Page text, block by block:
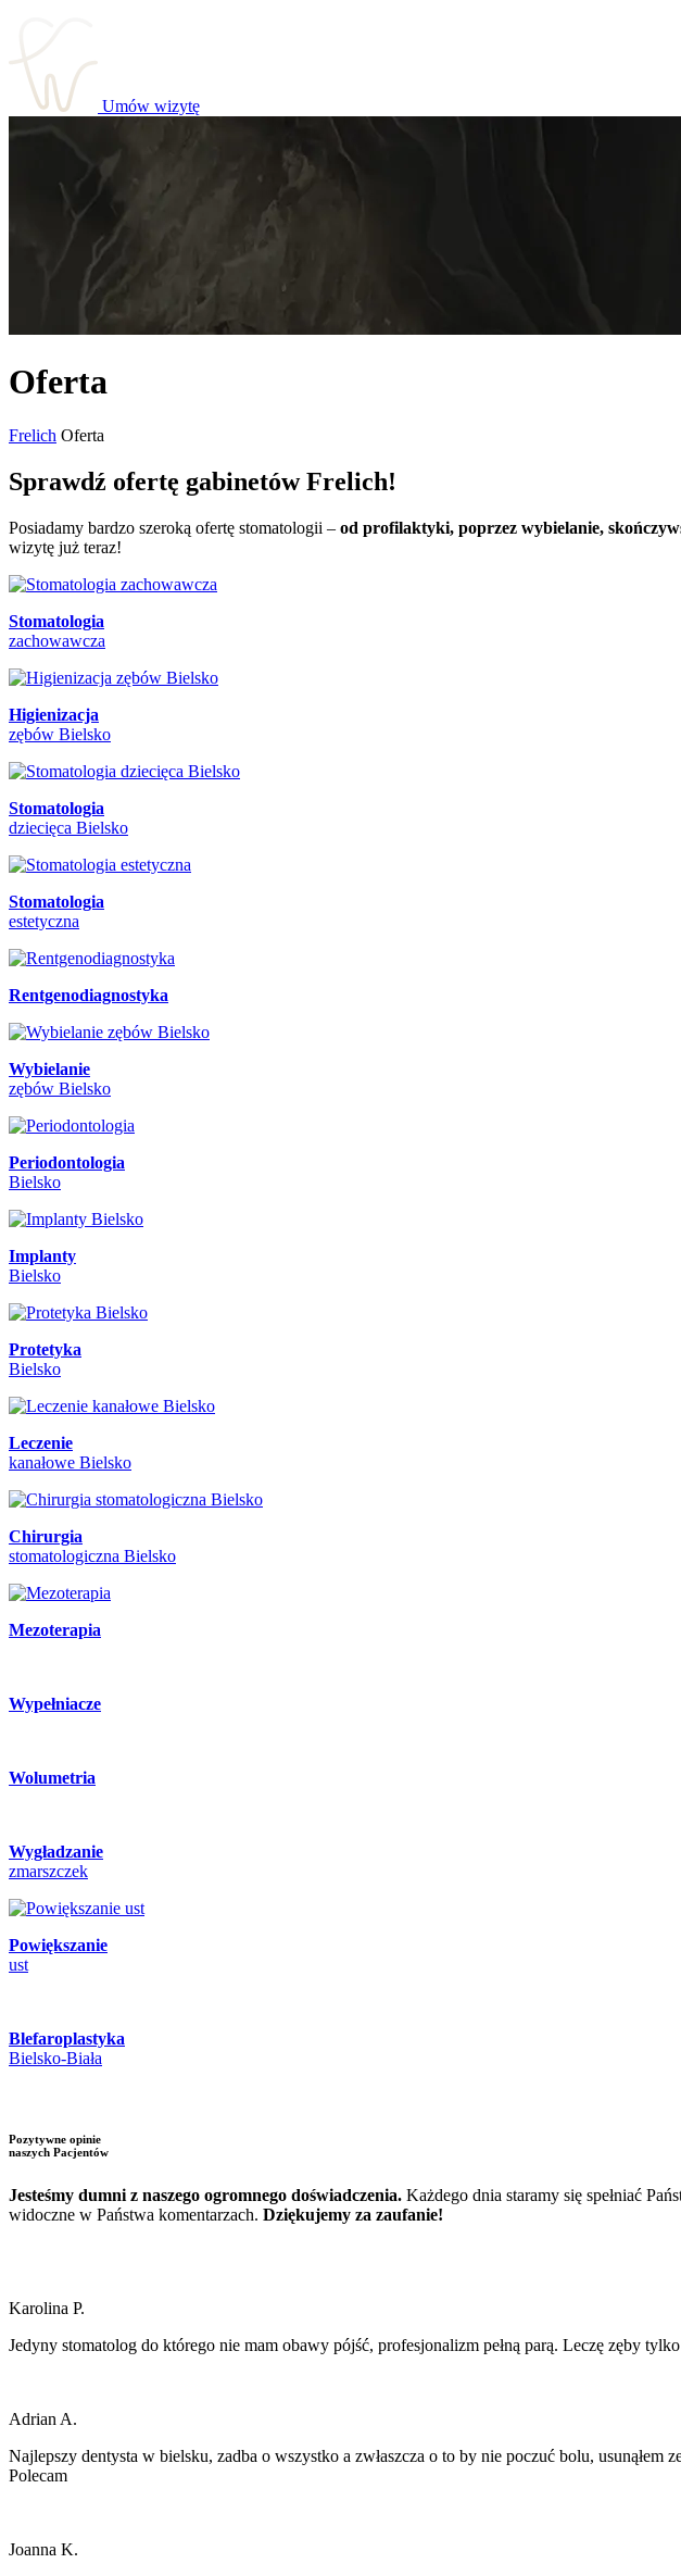
Umów wizytę
Oferta
Frelich Oferta
Sprawdź ofertę gabinetów Frelich!
Posiadamy bardzo szeroką ofertę stomatologii – od profilaktyki, poprzez wybielanie,
wizytę już teraz!
Stomatologia
zachowawcza
Higienizacja
zębów Bielsko
Stomatologia
dziecięca Bielsko
Stomatologia
estetyczna
Rentgenodiagnostyka
Wybielanie
zębów Bielsko
Periodontologia
Bielsko
Implanty
Bielsko
Protetyka
Bielsko
Leczenie
kanałowe Bielsko
Chirurgia
stomatologiczna Bielsko
Mezoterapia
Wypełniacze
Wolumetria
Wygładzanie
zmarszczek
Powiększanie
ust
Blefaroplastyka
Bielsko-Biała
Pozytywne opinie
naszych Pacjentów
Jesteśmy dumni z naszego ogromnego doświadczenia. Każdego dnia staramy się spełniać
widoczne w Państwa komentarzach. Dziękujemy za zaufanie!
Karolina P.
Jedyny stomatolog do którego nie mam obawy pójść, profesjonalizm pełną parą. Leczę zęby
Adrian A.
Najlepszy dentysta w bielsku, zadba o wszystko a zwłaszcza o to by nie poczuć bolu,
Polecam
Joanna K.